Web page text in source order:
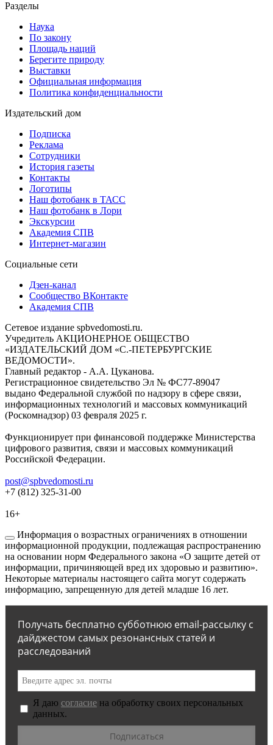
Разделы
Наука
По закону
Площадь наций
Берегите природу
Выставки
Официальная информация
Политика конфиденциальности
Издательский дом
Подписка
Реклама
Сотрудники
История газеты
Контакты
Логотипы
Наш фотобанк в ТАСС
Наш фотобанк в Лори
Экскурсии
Академия СПВ
Интернет-магазин
Социальные сети
Дзен-канал
Сообщество ВКонтакте
Академия СПВ
Сетевое издание spbvedomosti.ru.
Учредитель АКЦИОНЕРНОЕ ОБЩЕСТВО
«ИЗДАТЕЛЬСКИЙ ДОМ «С.-ПЕТЕРБУРГСКИЕ
ВЕДОМОСТИ».
Главный редактор - А.А. Цуканова.
Регистрационное свидетельство Эл № ФС77-89047
выдано Федеральной службой по надзору в сфере связи,
информационных технологий и массовых коммуникаций
(Роскомнадзор) 03 февраля 2025 г.
Функционирует при финансовой поддержке Министерства
цифрового развития, связи и массовых коммуникаций
Российской Федерации.
post@spbvedomosti.ru
+7 (812) 325-31-00
16+
Информация о возрастных ограничениях в отношении
информационной продукции, подлежащая распространению
на основании норм Федерального закона «О защите детей от
информации, причиняющей вред их здоровью и развитию».
Некоторые материалы настоящего сайта могут содержать
информацию, запрещенную для детей младше 16 лет.
Получать бесплатно субботнюю email-рассылку с
дайджестом самых резонансных статей и
расследований
Я даю согласие на обработку своих персональных
данных.